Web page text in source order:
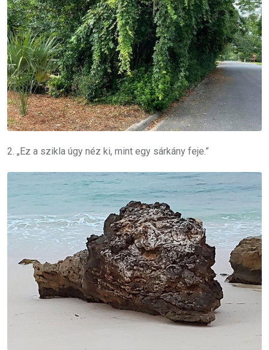
2. „Ez a szikla úgy néz ki, mint egy sárkány feje.”